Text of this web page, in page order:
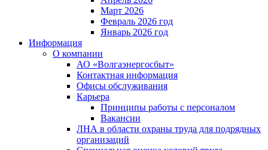
Март 2026
Февраль 2026 год
Январь 2026 год
Информация
О компании
АО «Волгаэнергосбыт»
Контактная информация
Офисы обслуживания
Карьера
Принципы работы с персоналом
Вакансии
ЛНА в области охраны труда для подрядных
организаций